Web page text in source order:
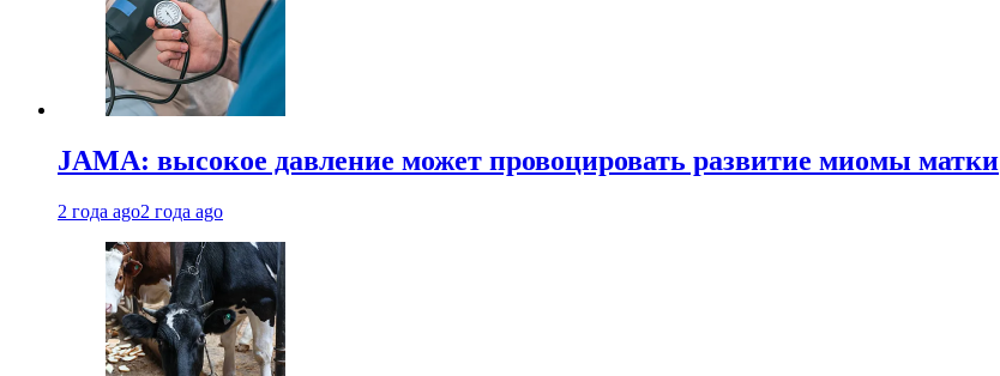
JAMA: высокое давление может провоцировать развитие миомы матки
2 года ago2 года ago